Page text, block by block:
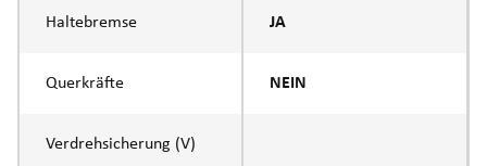
Haltebremse JA
Querkräfte NEIN
Verdrehsicherung (V)